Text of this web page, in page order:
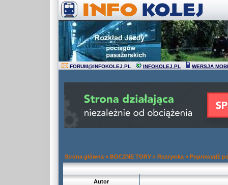
FORUM@INFOKOLEJ.PL INFOKOLEJ.PL WERSJA
Strona główna » BOCZNE TORY » Rozrywka » Poprowadź
Autor